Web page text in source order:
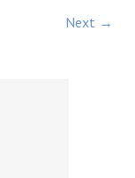
Next →